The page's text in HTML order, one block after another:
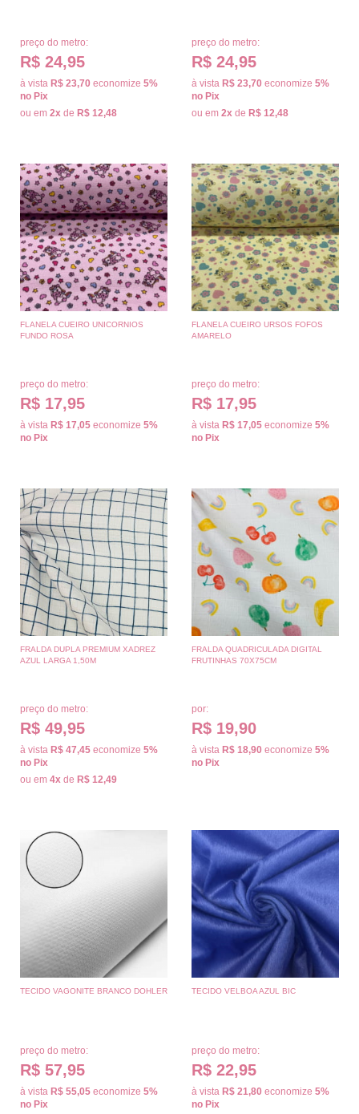
preço do metro:
R$ 24,95
à vista R$ 23,70 economize 5%
no Pix
ou em 2x de R$ 12,48
preço do metro:
R$ 24,95
à vista R$ 23,70 economize 5%
no Pix
ou em 2x de R$ 12,48
FLANELA CUEIRO UNICORNIOS
FUNDO ROSA
preço do metro:
R$ 17,95
à vista R$ 17,05 economize 5%
no Pix
FLANELA CUEIRO URSOS FOFOS
AMARELO
preço do metro:
R$ 17,95
à vista R$ 17,05 economize 5%
no Pix
FRALDA DUPLA PREMIUM XADREZ
AZUL LARGA 1,50M
preço do metro:
R$ 49,95
à vista R$ 47,45 economize 5%
no Pix
ou em 4x de R$ 12,49
FRALDA QUADRICULADA DIGITAL
FRUTINHAS 70X75CM
por:
R$ 19,90
à vista R$ 18,90 economize 5%
no Pix
TECIDO VAGONITE BRANCO DOHLER
preço do metro:
R$ 57,95
à vista R$ 55,05 economize 5%
no Pix
TECIDO VELBOA AZUL BIC
preço do metro:
R$ 22,95
à vista R$ 21,80 economize 5%
no Pix